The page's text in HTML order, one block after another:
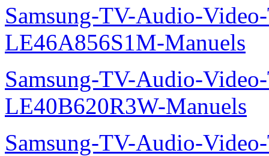
Samsung-TV-Audio-
LE46A856S1M-Manuels
Samsung-TV-Audio-
LE40B620R3W-Manuels
Samsung-TV-Audio-